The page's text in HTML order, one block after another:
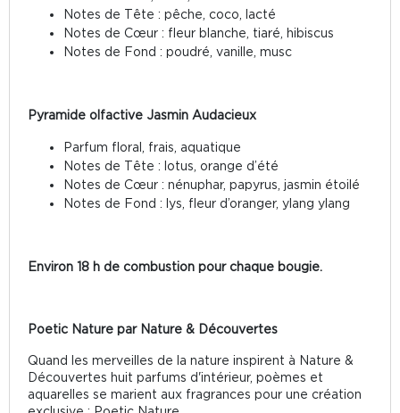
Notes de Tête : pêche, coco, lacté
Notes de Cœur : fleur blanche, tiaré, hibiscus
Notes de Fond : poudré, vanille, musc
Pyramide olfactive Jasmin Audacieux
Parfum floral, frais, aquatique
Notes de Tête : lotus, orange d’été
Notes de Cœur : nénuphar, papyrus, jasmin étoilé
Notes de Fond : lys, fleur d’oranger, ylang ylang
Environ 18 h de combustion pour chaque bougie.
Poetic Nature par Nature & Découvertes
Quand les merveilles de la nature inspirent à Nature &
Découvertes huit parfums d'intérieur, poèmes et
aquarelles se marient aux fragrances pour une création